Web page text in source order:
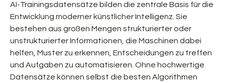
AI-Trainingsdatensätze bilden die zentrale Basis für die
Entwicklung moderner künstlicher Intelligenz. Sie
bestehen aus großen Mengen strukturierter oder
unstrukturierter Informationen, die Maschinen dabei
helfen, Muster zu erkennen, Entscheidungen zu treffen
und Aufgaben zu automatisieren. Ohne hochwertige
Datensätze können selbst die besten Algorithmen